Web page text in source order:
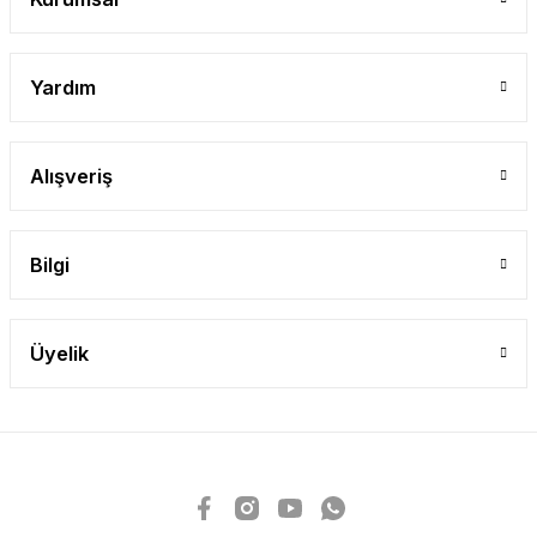
Yardım
Alışveriş
Bilgi
Üyelik